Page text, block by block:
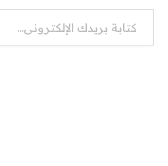
كتابة بريدك الإلكتروني...